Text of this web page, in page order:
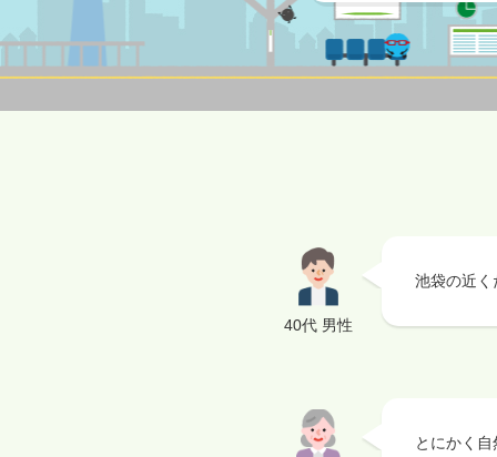
40代 男性
池袋の近く
とにかく